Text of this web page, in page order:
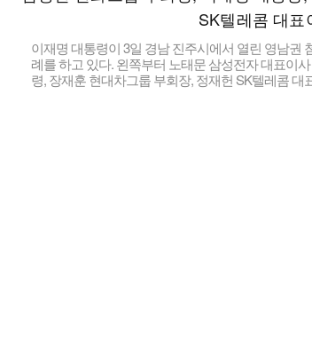
이재명 대통령이 3일 경남 진주시에서 열린 영남권
례를 하고 있다. 왼쪽부터 노태문 삼성전자 대표이
령, 장재훈 현대차그룹 부회장, 정재헌 SK텔레콤 대